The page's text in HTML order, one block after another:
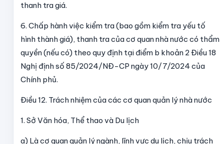
thanh tra giá.
6. Chấp hành việc kiểm tra (bao gồm kiểm tra yếu tố
hình thành giá), thanh tra của cơ quan nhà nước có thẩm
quyền (nếu có) theo quy định tại điểm b khoản 2 Điều 18
Nghị định số 85/2024/NĐ-CP ngày 10/7/2024 của
Chính phủ.
Điều 12. Trách nhiệm của các cơ quan quản lý nhà nước
1. Sở Văn hóa, Thể thao và Du lịch
a) Là cơ quan quản lý ngành, lĩnh vực du lịch, chịu trách